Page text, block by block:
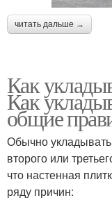
читать дальше →
Как
Как
общие
Обычно
второго или
что настенная
ряду причин: